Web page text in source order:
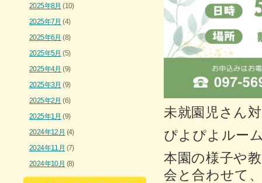
2025年8月 (10)
2025年7月 (4)
2025年6月 (8)
2025年5月 (5)
2025年4月 (9)
2025年3月 (9)
2025年2月 (6)
2025年1月 (9)
2024年12月 (4)
2024年11月 (7)
2024年10月 (8)
未就園児さん対
ぴよぴよルー
本園の様子や
会と合わせて